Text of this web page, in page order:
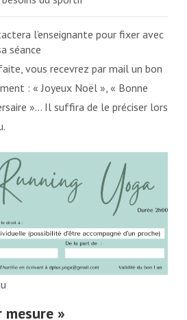
l’enseignante pour fixer avec
séance
vous recevrez par mail un bon
: « Joyeux Noël », « Bonne
»… Il suffira de le préciser lors
mesure »